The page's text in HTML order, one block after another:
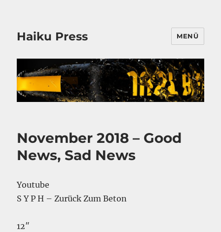
Haiku Press MENÜ
November 2018 – Good
News, Sad News
Youtube
S Y P H – Zurück Zum Beton
12″